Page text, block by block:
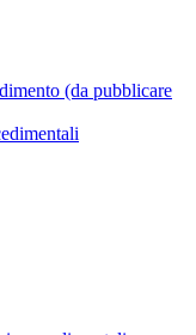
(da pubblicare